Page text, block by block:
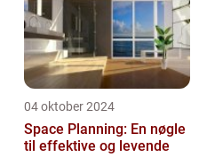
04 oktober 2024
Space Planning: En nøgle
til effektive og levende